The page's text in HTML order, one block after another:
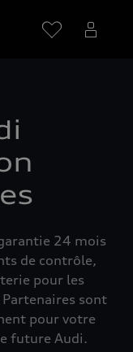
24 mois
de contrôle,
pour les
sont
pour votre
future Audi.